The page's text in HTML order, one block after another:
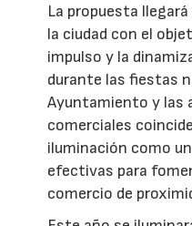
La propuesta
la ciudad con el
impulso y la
durante las fiestas
Ayuntamiento y las
comerciales
iluminación como
efectivas para
comercio de